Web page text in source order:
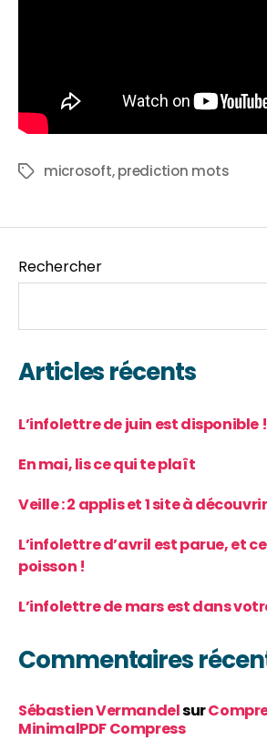
microsoft,prediction mots
Rechercher
Articles récents
L’infolettre de juin est disponible !
En mai, lis ce qui te plaît
Veille : 2 applis et 1 site à découvrir
L’infolettre d’avril est parue, et
poisson !
L’infolettre de mars est dans
Commentaires
Sébastien Vermandelsur
MinimalPDF Compress